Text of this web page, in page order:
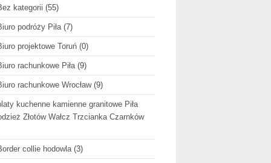
kategorii (55)
podróży Piła(7)
projektowe Toruń (0)
rachunkowe Piła(9)
rachunkowe Wrocław(9)
kuchenne kamienne granitowe Piła
Złotów Wałcz Trzcianka Czarnków
collie hodowla(3)